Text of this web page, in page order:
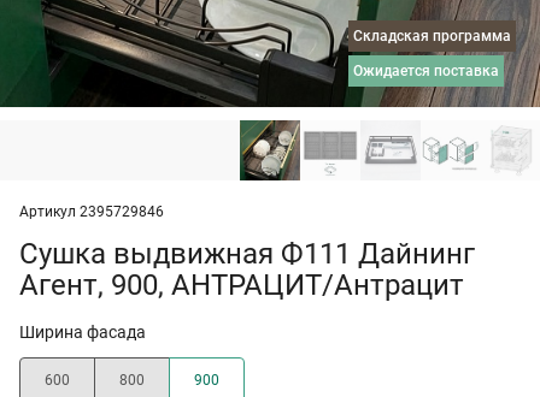
Складская программа
ожидается поставка
Артикул 2395729846
Сушка выдвижная Ф111 Дайнинг
Агент, 900, АНТРАЦИТ/Антрацит
Ширина фасада
600 800 900